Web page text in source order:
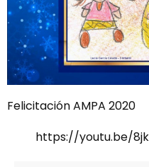
Felicitación AMPA 2020
https://youtu.be/